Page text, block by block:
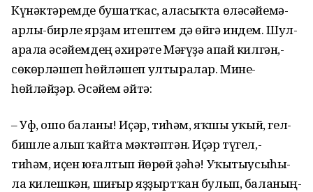
Күнәктәремде ­бушатҡас,­ аласыҡта ­өләсәйемә­
арлы-бирле­ ярҙам­ итештем­ дә­ өйгә­ индем.­ Шул­
арала­ әсәйемдең­ әхирәте­ Мәғүҙә­ апай­ килгән,­
сөкөрләшеп­ һөйләшеп ултыралар.­ Мине­
һөйләйҙәр.­ Әсәйем­ әйтә:
–­ Уф,­ ошо ­баланы!­ Иҫәр, ­тиһәм,­ яҡшы ­уҡый,­ гел­
бишле­ алып­ ҡайта­ мәктәптән.­ Иҫәр­ түгел,­
тиһәм,­ иҫен­ юғалтып­ йөрөй­ ҙәһә!­ Уҡытыусыһы­
ла­ килешкән,­ шиғыр­ яҙҙыртҡан­ булып,­ баланың­